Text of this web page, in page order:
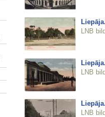
LNB
LNB
LNB